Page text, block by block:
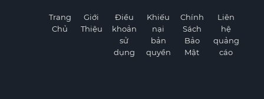
Trang
Chủ
Giới
Thiệu
Điều
khoản
sử
dụng
Khiếu
nại
bản
quyền
Chính
Sách
Bảo
Mật
Liên
hệ
quảng
cáo